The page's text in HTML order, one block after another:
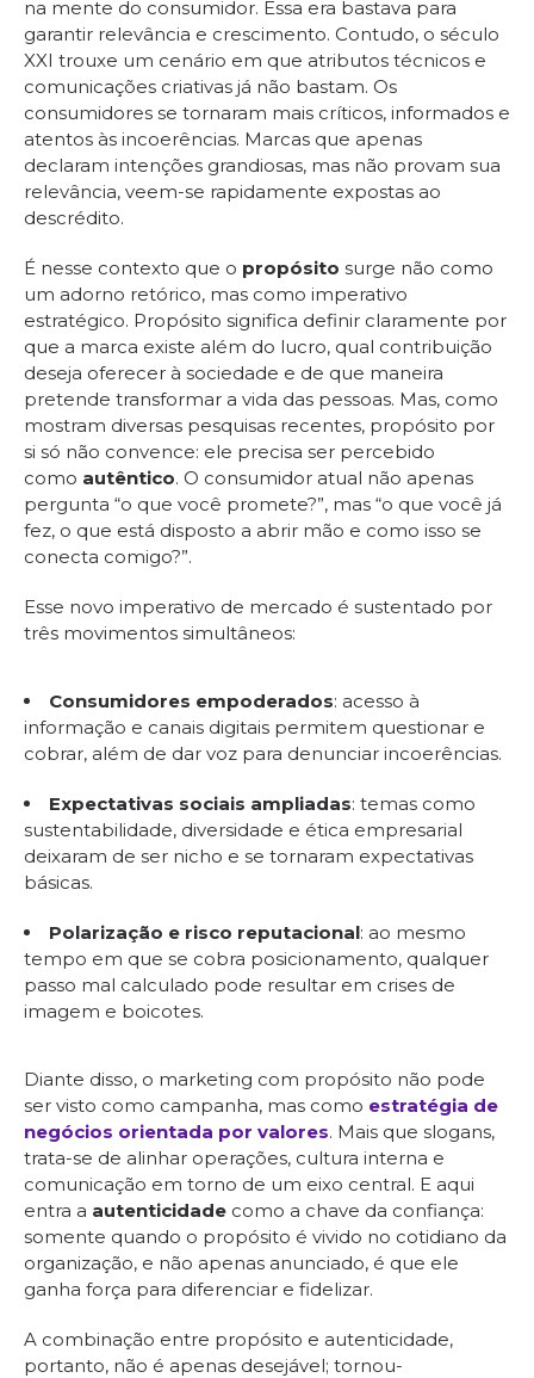
na mente do consumidor. Essa era bastava para
garantir relevância e crescimento. Contudo, o século
XXI trouxe um cenário em que atributos técnicos e
comunicações criativas já não bastam. Os
consumidores se tornaram mais críticos, informados e
atentos às incoerências. Marcas que apenas
declaram intenções grandiosas, mas não provam sua
relevância, veem-se rapidamente expostas ao
descrédito.
É nesse contexto que o propósito surge não como
um adorno retórico, mas como imperativo
estratégico. Propósito significa definir claramente por
que a marca existe além do lucro, qual contribuição
deseja oferecer à sociedade e de que maneira
pretende transformar a vida das pessoas. Mas, como
mostram diversas pesquisas recentes, propósito por
si só não convence: ele precisa ser percebido
como autêntico. O consumidor atual não apenas
pergunta “o que você promete?”, mas “o que você já
fez, o que está disposto a abrir mão e como isso se
conecta comigo?”.
Esse novo imperativo de mercado é sustentado por
três movimentos simultâneos:
Consumidores empoderados: acesso à
informação e canais digitais permitem questionar e
cobrar, além de dar voz para denunciar incoerências.
Expectativas sociais ampliadas: temas como
sustentabilidade, diversidade e ética empresarial
deixaram de ser nicho e se tornaram expectativas
básicas.
Polarização e risco reputacional: ao mesmo
tempo em que se cobra posicionamento, qualquer
passo mal calculado pode resultar em crises de
imagem e boicotes.
Diante disso, o marketing com propósito não pode
ser visto como campanha, mas como estratégia de
negócios orientada por valores. Mais que slogans,
trata-se de alinhar operações, cultura interna e
comunicação em torno de um eixo central. E aqui
entra a autenticidade como a chave da confiança:
somente quando o propósito é vivido no cotidiano da
organização, e não apenas anunciado, é que ele
ganha força para diferenciar e fidelizar.
A combinação entre propósito e autenticidade,
portanto, não é apenas desejável; tornou-